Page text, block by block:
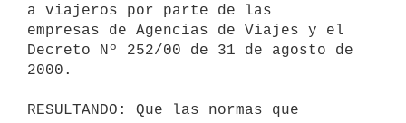
a viajeros por parte de las
empresas de Agencias de Viajes y el
Decreto Nº 252/00 de 31 de agosto de
2000.
RESULTANDO: Que las normas que